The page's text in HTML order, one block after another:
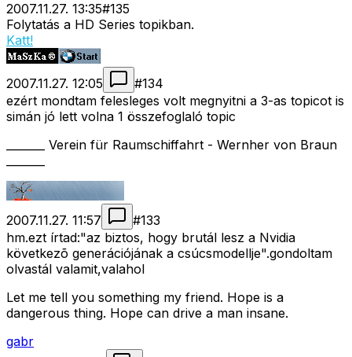
2007.11.27. 13:35#135
Folytatás a HD Series topikban.
Katt!
2007.11.27. 12:05 #134
ezért mondtam felesleges volt megnyitni a 3-as topicot is
simán jó lett volna 1 összefoglaló topic
_______ Verein für Raumschiffahrt - Wernher von Braun
2007.11.27. 11:57 #133
hm.ezt írtad:"az biztos, hogy brutál lesz a Nvidia
következõ generációjának a csúcsmodellje".gondoltam
olvastál valamit,valahol
Let me tell you something my friend. Hope is a
dangerous thing. Hope can drive a man insane.
gabr